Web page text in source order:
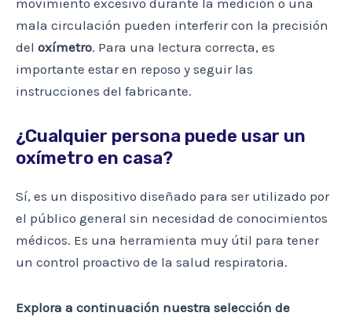
movimiento excesivo durante la medición o una
mala circulación pueden interferir con la precisión
del oxímetro. Para una lectura correcta, es
importante estar en reposo y seguir las
instrucciones del fabricante.
¿Cualquier persona puede usar un
oxímetro en casa?
Sí, es un dispositivo diseñado para ser utilizado por
el público general sin necesidad de conocimientos
médicos. Es una herramienta muy útil para tener
un control proactivo de la salud respiratoria.
Explora a continuación nuestra selección de